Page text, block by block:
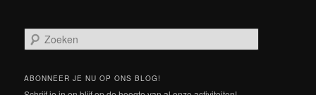
o
k
ABONNEER JE NU OP ONS BLOG!